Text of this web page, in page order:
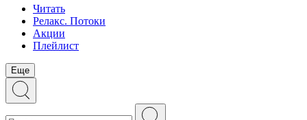
Читать
Релакс. Потоки
Акции
Плейлист
Еще